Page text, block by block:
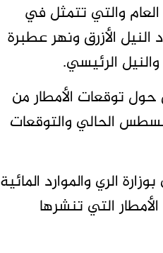
العام والتي تتمثل في
الأزرق ونهر عطبرة
الرئيسي.
حول توقعات الأمطار من
الحالي والتوقعات
الري والموارد المائية
التي تنشرها